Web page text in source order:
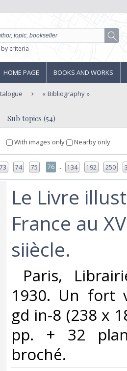
by criteria
HOME PAGE BOOKS AND WORKS
Bibliography
Sub topics (54)
With images only Nearby only
73 74 75 76 ... 134 192 250
‎Le Livre
France au
siiècle.‎
Paris,
1930. Un fort
gd in-8 (238 x
pp. + 32
broché.‎